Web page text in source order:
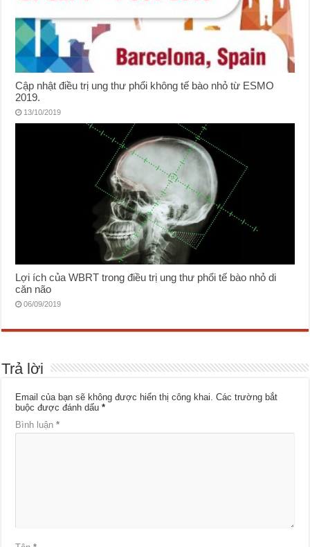
Cập nhật điều trị ung thư phổi không tế bào nhỏ từ ESMO
2019.
13/10/2019
Lợi ích của WBRT trong điều trị ung thư phổi tế bào nhỏ di
căn não
06/09/2019
Trả lời
Email của bạn sẽ không được hiển thị công khai.
Các trường bắt
buộc được đánh dấu*
Bình luận*